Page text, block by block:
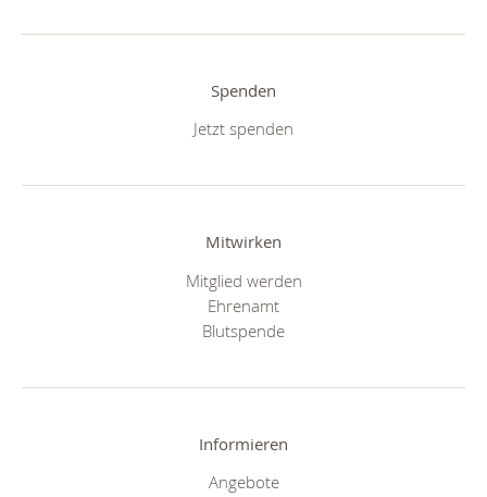
Spenden
Jetzt spenden
Mitwirken
Mitglied werden
Ehrenamt
Blutspende
Informieren
Angebote